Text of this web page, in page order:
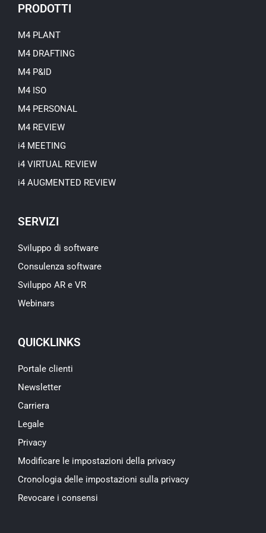
b
PRODOTTI
M4 PLANT
M4 DRAFTING
M4 P&ID
M4 ISO
M4 PERSONAL
M4 REVIEW
i4 MEETING
i4 VIRTUAL REVIEW
i4 AUGMENTED REVIEW
SERVIZI
Sviluppo di software
Consulenza software
Sviluppo AR e VR
Webinars
QUICKLINKS
Portale clienti
Newsletter
Carriera
Legale
Privacy
Modificare le impostazioni della privacy
Cronologia delle impostazioni sulla privacy
Revocare i consensi